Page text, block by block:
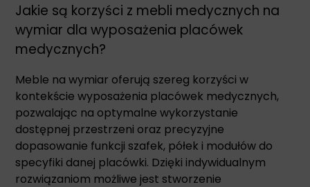
Jakie są korzyści z mebli medycznych na
wymiar dla wyposażenia placówek
medycznych?
Meble na wymiar oferują szereg korzyści w
kontekście wyposażenia placówek medycznych,
pozwalając na optymalne wykorzystanie
dostępnej przestrzeni oraz precyzyjne
dopasowanie funkcji szafek, półek i modułów do
specyfiki danej placówki. Dzięki indywidualnym
rozwiązaniom możliwe jest stworzenie